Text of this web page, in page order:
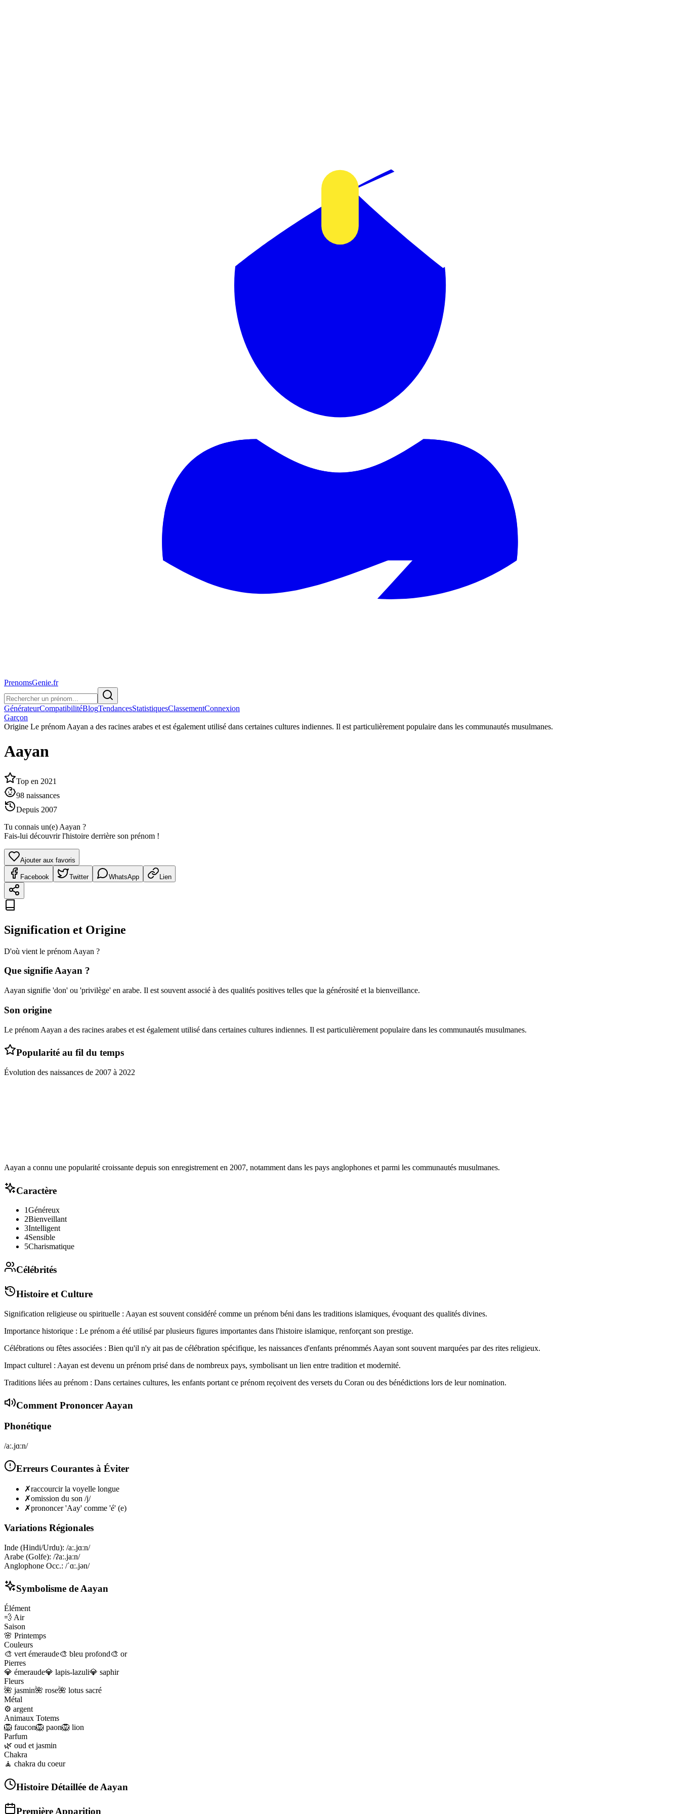
PrenomsGenie.fr
GénérateurCompatibilitéBlogTendancesStatistiquesClassementConnexion
Garçon
Origine Le prénom Aayan a des racines arabes et est également utilisé dans certaines cultures indiennes. Il est particulièrement populaire dans les communautés musulmanes.
Aayan
Top en 2021
98 naissances
Depuis 2007
Tu connais un(e) Aayan ?
Fais-lui découvrir l'histoire derrière son prénom !
Ajouter aux favoris
Facebook Twitter WhatsApp Lien
Signification et Origine
D'où vient le prénom Aayan ?
Que signifieAayan ?
Aayan signifie 'don' ou 'privilège' en arabe. Il est souvent associé à des qualités positives telles que la générosité et la bienveillance.
Son origine
Le prénom Aayan a des racines arabes et est également utilisé dans certaines cultures indiennes. Il est particulièrement populaire dans les communautés musulmanes.
Popularité au fil du temps
Évolution des naissances de 2007 à 2022
Aayan a connu une popularité croissante depuis son enregistrement en 2007, notamment dans les pays anglophones et parmi les communautés musulmanes.
Caractère
1Généreux
2Bienveillant
3Intelligent
4Sensible
5Charismatique
Célébrités
Histoire et Culture
Signification religieuse ou spirituelle : Aayan est souvent considéré comme un prénom béni dans les traditions islamiques, évoquant des qualités divines.
Importance historique : Le prénom a été utilisé par plusieurs figures importantes dans l'histoire islamique, renforçant son prestige.
Célébrations ou fêtes associées : Bien qu'il n'y ait pas de célébration spécifique, les naissances d'enfants prénommés Aayan sont souvent marquées par des rites religieux.
Impact culturel : Aayan est devenu un prénom prisé dans de nombreux pays, symbolisant un lien entre tradition et modernité.
Traditions liées au prénom : Dans certaines cultures, les enfants portant ce prénom reçoivent des versets du Coran ou des bénédictions lors de leur nomination.
Comment PrononcerAayan
Phonétique
/aː.jɑːn/
Erreurs Courantes à Éviter
✗raccourcir la voyelle longue
✗omission du son /j/
✗prononcer 'Aay' comme 'é' (e)
Variations Régionales
Inde (Hindi/Urdu): /aː.jɑːn/
Arabe (Golfe): /ʔaː.jaːn/
Anglophone Occ.: /ˈɑː.jən/
Symbolisme deAayan
Élément
💨 Air
Saison
🌸 Printemps
Couleurs
🎨 vert émeraude🎨 bleu profond🎨 or
Pierres
💎 émeraude💎 lapis-lazuli💎 saphir
Fleurs
🌺 jasmin🌺 rose🌺 lotus sacré
Métal
⚙️ argent
Animaux Totems
🦁 faucon🦁 paon🦁 lion
Parfum
🌿 oud et jasmin
Chakra
🧘 chakra du coeur
Histoire Détaillée de Aayan
Première Apparition